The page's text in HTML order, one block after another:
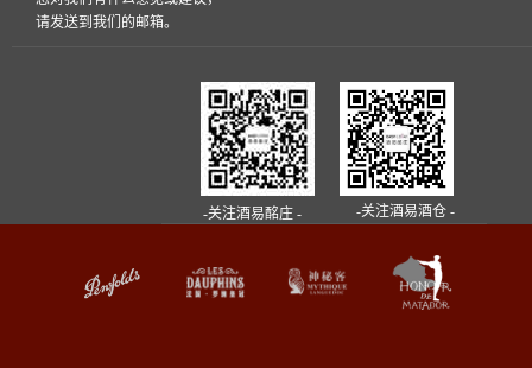
请发送到我们的邮箱。
-关注酒易酩庄 - -关注酒易酒仓 -